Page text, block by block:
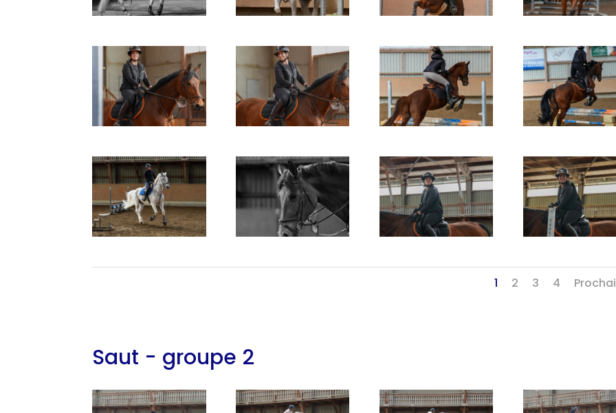
1 2 3 4
Saut - groupe 2